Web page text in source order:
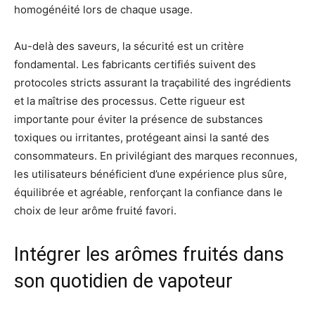
homogénéité lors de chaque usage.
Au-delà des saveurs, la sécurité est un critère
fondamental. Les fabricants certifiés suivent des
protocoles stricts assurant la traçabilité des ingrédients
et la maîtrise des processus. Cette rigueur est
importante pour éviter la présence de substances
toxiques ou irritantes, protégeant ainsi la santé des
consommateurs. En privilégiant des marques reconnues,
les utilisateurs bénéficient d’une expérience plus sûre,
équilibrée et agréable, renforçant la confiance dans le
choix de leur arôme fruité favori.
Intégrer les arômes fruités dans
son quotidien de vapoteur